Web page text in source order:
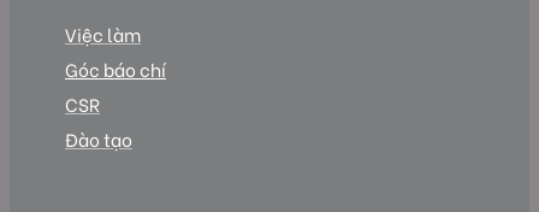
Việc làm
Góc báo chí
CSR
Đào tạo